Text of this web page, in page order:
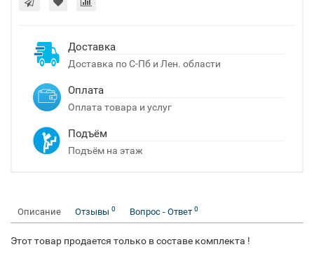
Доставка
Доставка по С-Пб и Лен. области
Оплата
Оплата товара и услуг
Подъём
Подъём на этаж
Описание Отзывы 0 Вопрос - Ответ 0
Этот товар продается только в составе комплекта !